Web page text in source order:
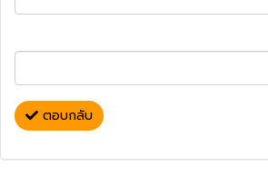
ตอบกลับ